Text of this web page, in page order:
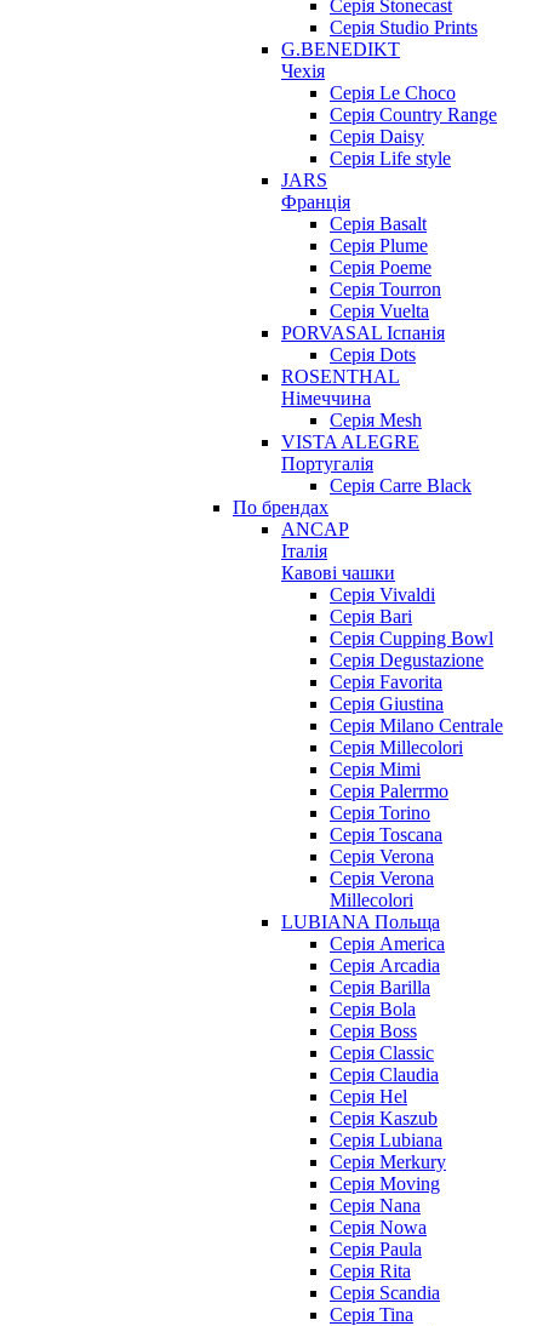
Серія Stonecast
Серія Studio Prints
G.BENEDIKT
Чехія
Cерія Le Choco
Серія Country Range
Серія Daisy
Серія Life style
JARS
Франція
Серія Basalt
Серія Plume
Серія Poeme
Серія Tourron
Серія Vuelta
PORVASAL Іспанія
Серія Dots
ROSENTHAL
Німеччина
Серія Mesh
VISTA ALEGRE
Португалія
Серія Carre Black
По брендах
ANCAP
Італія
Кавові чашки
Cерія Vivaldi
Серія Bari
Серія Cupping Bowl
Серія Degustazione
Серія Favorita
Серія Giustina
Серія Milano Centrale
Серія Millecolori
Серія Mimi
Серія Palerrmo
Серія Torino
Серія Toscana
Серія Verona
Серія Verona
Millecolori
LUBIANA Польща
Серія America
Серія Arcadia
Серія Barilla
Серія Bola
Серія Boss
Серія Classic
Серія Claudia
Серія Hel
Серія Kaszub
Серія Lubiana
Серія Merkury
Серія Moving
Серія Nana
Серія Nowa
Серія Paula
Серія Rita
Серія Scandia
Серія Tina